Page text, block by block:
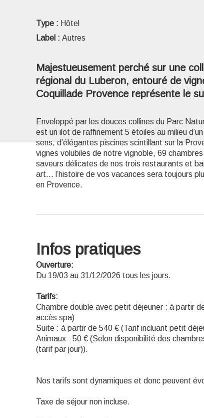
Type : Hôtel
Label : Autres
Majestueusement perché sur une
régional du Luberon, entouré de
Coquillade Provence représente le
Enveloppé par les douces collines du Parc
est un ilot de raffinement 5 étoiles au milieu
sens, d’élégantes piscines scintillant sur la
vignes volubiles de notre vignoble, 69
saveurs délicates de nos trois restaurants et
art… l’histoire de vos vacances sera toujours
en Provence.
Infos pratiques
Ouverture:
Du 19/03 au 31/12/2026 tous les jours.
Tarifs:
Chambre double avec petit déjeuner : à partir
accès spa)
Suite : à partir de 540 € (Tarif incluant petit
Animaux : 50 € (Selon disponibilité des
(tarif par jour)).
Nos tarifs sont dynamiques et donc peuvent
Taxe de séjour non incluse.